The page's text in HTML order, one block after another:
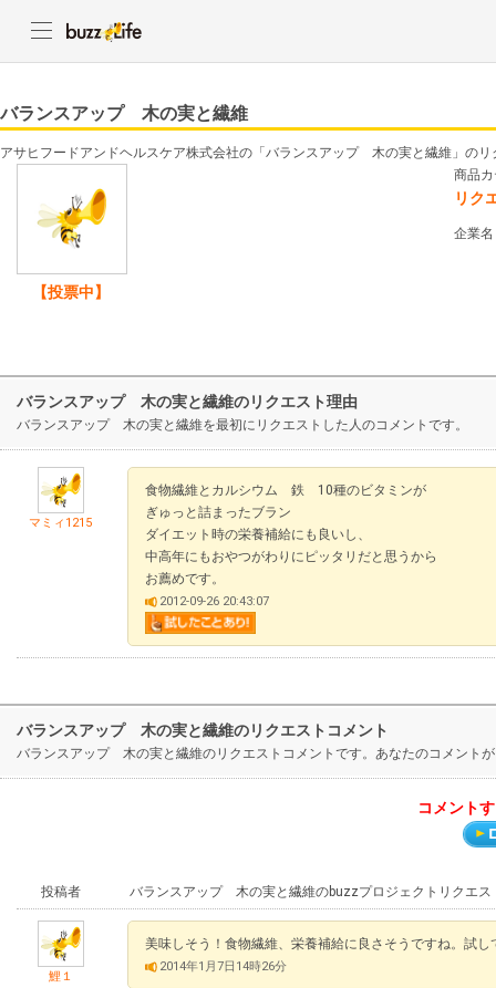
バランスアップ 木の実と繊維
アサヒフードアンドヘルスケア株式会社の「バランスアップ 木の実と繊維」のリ
【投票中】
商品
リク
企業
バランスアップ 木の実と繊維のリクエスト理由
バランスアップ 木の実と繊維を最初にリクエストした人のコメントです。
マミィ1215
食物繊維とカルシウム 鉄 10種のビタミンが
ぎゅっと詰まったブラン
ダイエット時の栄養補給にも良いし、
中高年にもおやつがわりにピッタリだと思うから
お薦めです。
2012-09-26 20:43:07
バランスアップ 木の実と繊維のリクエストコメント
バランスアップ 木の実と繊維のリクエストコメントです。あなたのコメント
コメント
投稿者 バランスアップ 木の実と繊維のbuzzプロジェクトリクエス
鯉１
美味しそう！食物繊維、栄養補給に良さそうですね。試し
2014年1月7日14時26分